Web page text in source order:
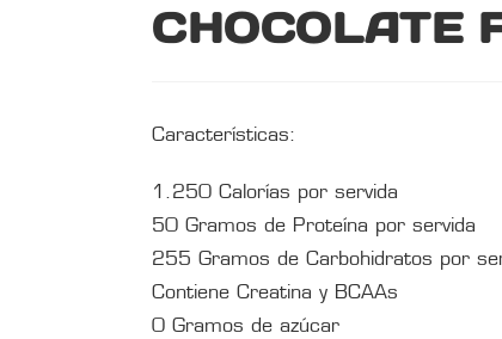
CHOCOLATE
Características:
1.250 Calorías por servida
50 Gramos de Proteína por servida
255 Gramos de Carbohidratos por
Contiene Creatina y BCAAs
0 Gramos de azúcar